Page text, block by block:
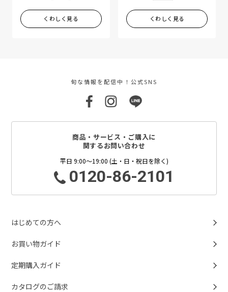
くわしく見る くわしく見る
旬な情報を配信中！公式SNS
商品・サービス・ご購入に
関するお問い合わせ
平日 9:00～19:00 (土・日・祝日を除く)
0120-86-2101
はじめての方へ
お買い物ガイド
定期購入ガイド
カタログのご請求